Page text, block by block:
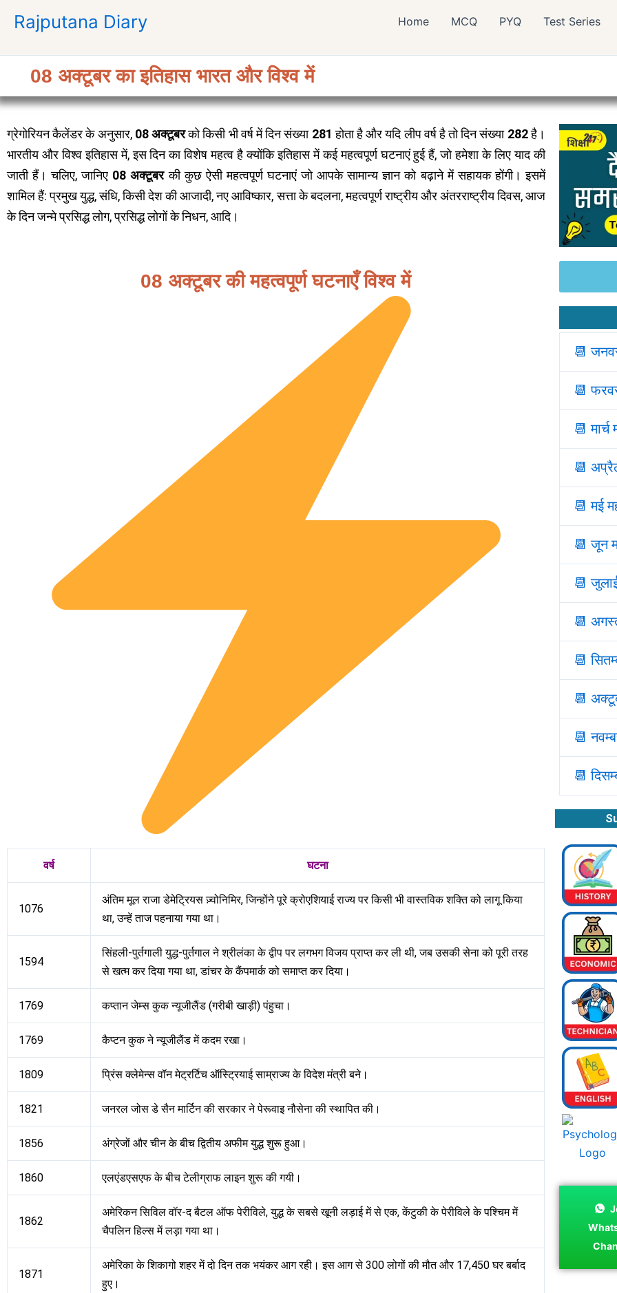
Rajputana Diary Home MCQ PYQ Test Series
08 अक्टूबर का इतिहास भारत और विश्व में
ग्रेगोरियन कैलेंडर के अनुसार, 08 अक्टूबरको किसी भी वर्ष में दिन संख्या 281 होता है और यदि लीप वर्ष है तो दिन संख्या 282है।
भारतीय और विश्व इतिहास में, इस दिन का विशेष महत्व है क्योंकि इतिहास में कई महत्वपूर्ण घटनाएं हुई हैं, जो हमेशा के लिए याद की
जाती हैं। चलिए, जानिए 08 अक्टूबरकी कुछ ऐसी महत्वपूर्ण घटनाएं जो आपके सामान्य ज्ञान को बढ़ाने में सहायक होंगी। इसमें
शामिल हैं: प्रमुख युद्ध, संधि, किसी देश की आजादी, नए आविष्कार, सत्ता के बदलना, महत्वपूर्ण राष्ट्रीय और अंतरराष्ट्रीय दिवस, आज
के दिन जन्मे प्रसिद्ध लोग, प्रसिद्ध लोगों के निधन, आदि।
08 अक्टूबर की महत्वपूर्ण घटनाएँ विश्व में
वर्ष घटना
1076
अंतिम मूल राजा डेमेट्रियस ज़्वोनिमिर, जिन्होंने पूरे क्रोएशियाई राज्य पर किसी भी वास्तविक शक्ति को लागू किया
था, उन्हें ताज पहनाया गया था।
1594
सिंहली-पुर्तगाली युद्ध-पुर्तगाल ने श्रीलंका के द्वीप पर लगभग विजय प्राप्त कर ली थी, जब उसकी सेना को पूरी तरह
से खत्म कर दिया गया था, डांचर के कैंपमार्क को समाप्त कर दिया।
1769 कप्तान जेम्स कुक न्यूजीलैंड (गरीबी खाड़ी) पंहुचा।
1769 कैप्टन कुक ने न्यूजीलैंड में कदम रखा।
1809 प्रिंस क्लेमेन्स वॉन मेट्रर्टिच ऑस्ट्रियाई साम्राज्य के विदेश मंत्री बने।
1821 जनरल जोस डे सैन मार्टिन की सरकार ने पेरूवाइ नौसेना की स्थापित की।
1856 अंग्रेजों और चीन के बीच द्वितीय अफीम युद्ध शुरू हुआ।
1860 एलएंडएसएफ के बीच टेलीग्राफ लाइन शुरू की गयी।
1862
अमेरिकन सिविल वॉर-द बैटल ऑफ पेरीविले, युद्ध के सबसे खूनी लड़ाई में से एक, केंटुकी के पेरीविले के पश्चिम में
चैपलिन हिल्स में लड़ा गया था।
1871
अमेरिका के शिकागो शहर में दो दिन तक भयंकर आग रही। इस आग से 300 लोगों की मौत और 17,450 घर बर्बाद
हुए।
📆
📆
📆
📆
📆 मई
📆 जून
📆
📆
📆
📆
📆
📆